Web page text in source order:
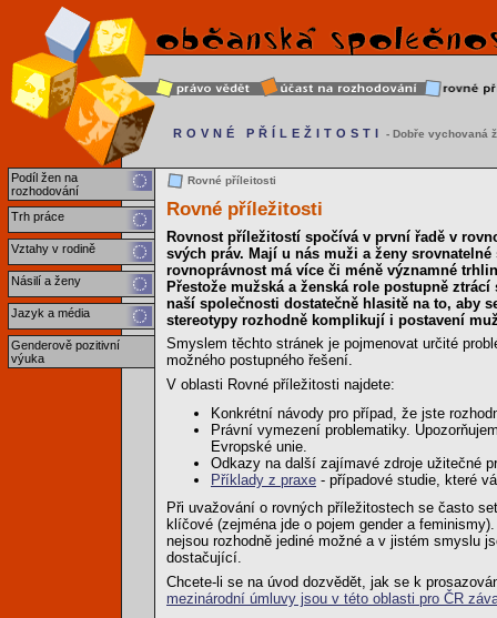
Podíl žen na
rozhodování
Trh práce
Vztahy v rodině
Násilí a ženy
Jazyk a média
Genderově pozitivní
výuka
ROVNÉ PŘÍLEŽITOSTI - Dobře vychovaná
Rovné příleitosti
Rovné příležitosti
Rovnost příležitostí spočívá v první řadě v
svých práv. Mají u nás muži a ženy
rovnoprávnost má více či méně významné
Přestože mužská a ženská role postupně
naší společnosti dostatečně hlasitě na to, aby
stereotypy rozhodně komplikují i postavení
Smyslem těchto stránek je pojmenovat určité
možného postupného řešení.
V oblasti Rovné příležitosti najdete:
Konkrétní návody pro případ, že jste
Právní vymezení problematiky.
Evropské unie.
Odkazy na další zajímavé zdroje užitečné
Příklady z praxe - případové studie, které
Při uvažování o rovných příležitostech se často
klíčové (zejména jde o pojem gender a
nejsou rozhodně jediné možné a v jistém smyslu
dostačující.
Chcete-li se na úvod dozvědět, jak se k
mezinárodní úmluvy jsou v této oblasti pro ČR